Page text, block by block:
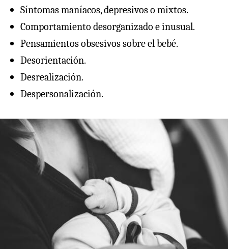
Síntomas maníacos, depresivos o mixtos.
Comportamiento desorganizado e inusual.
Pensamientos obsesivos sobre el bebé.
Desorientación.
Desrealización.
Despersonalización.